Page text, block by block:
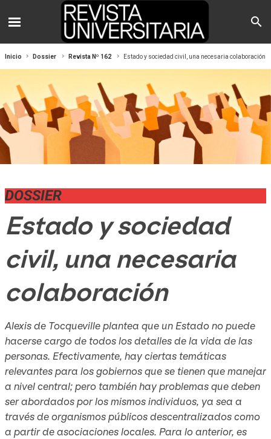
Inicio Dossier Revista Nº 162 Estado y sociedad civil, una necesaria colaboración
DOSSIER
Estado y sociedad
civil, una necesaria
colaboración
Alexis de Tocqueville plantea que un Estado no puede
hacerse cargo de todos los detalles de la vida de las
personas. Efectivamente, hay ciertas temáticas
relevantes para los gobiernos que se tienen que manejar
a nivel central; pero también hay problemas que deben
ser abordados por los mismos individuos, ya sea a
través de organismos públicos descentralizados como
a partir de asociaciones locales. Para lo anterior, es